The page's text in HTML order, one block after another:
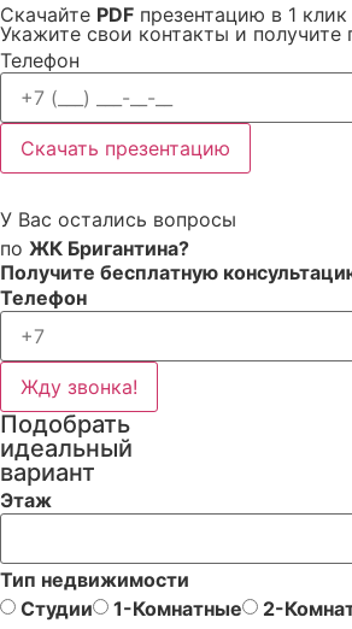
Скачайте PDF презентацию в 1 клик
Укажите свои контакты и
Телефон
Скачать презентацию
У Вас остались вопросы
по ЖК Бригантина?
Получите бесплатную
Телефон
Жду звонка!
Подобрать
идеальный
вариант
Этаж
Тип недвижимости
Студии
1-Комнатные 2-